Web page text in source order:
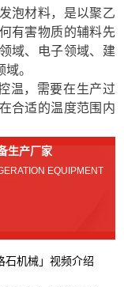
泡材料，是以聚乙
有害物质的辅料先
域、电子领域、建
。
温，需要在生产过
合适的温度范围内
生产厂家
EQUIPMENT
石机械」视频介绍